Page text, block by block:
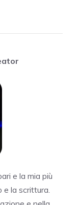
e la mia più
e la scrittura.